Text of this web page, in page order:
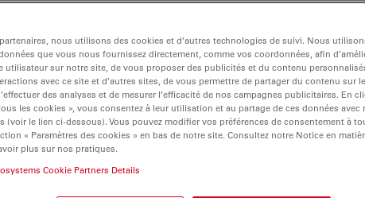
nous utilisons des cookies et d’autres technologies de suivi. Nous
que vous nous fournissez directement, comme vos coordonnées, afin
utilisateur sur notre site, de vous proposer des publicités et du contenu
avec ce site et d’autres sites, de vous permettre de partager du contenu sur
des analyses et de mesurer l’efficacité de nos campagnes publicitaires. En
les cookies », vous consentez à leur utilisation et au partage de ces données avec
(voir le lien ci-dessous). Vous pouvez modifier vos préférences de consentement à
« Paramètres des cookies » en bas de notre site. Consultez notre Notice en
plus sur nos pratiques.
Cookie Partners Details